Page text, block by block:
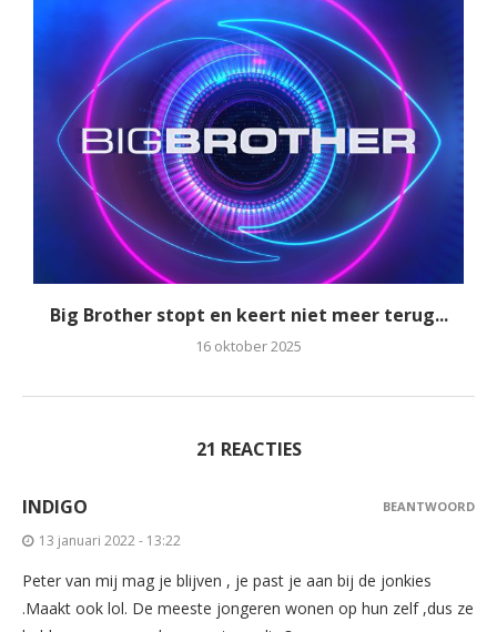
Big Brother stopt en keert niet meer terug...
16 oktober 2025
21 REACTIES
INDIGO
13 januari 2022 - 13:22
Peter van mij mag je blijven , je past je aan bij de jonkies
.Maakt ook lol. De meeste jongeren wonen op hun zelf ,dus ze
BEANTWOORD